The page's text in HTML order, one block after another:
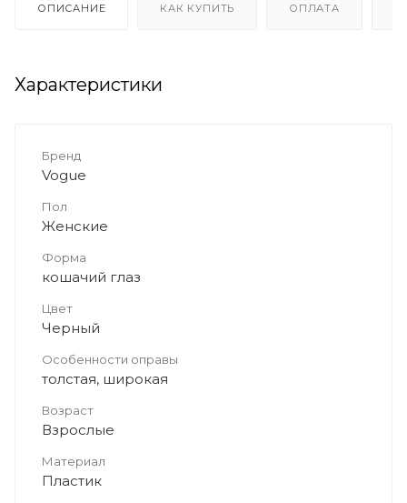
ОПИСАНИЕ КАК КУПИТЬ ОПЛАТА
Характеристики
Бренд
Vogue
Пол
Женские
Форма
кошачий глаз
Цвет
Черный
Особенности оправы
толстая, широкая
Возраст
Взрослые
Материал
Пластик